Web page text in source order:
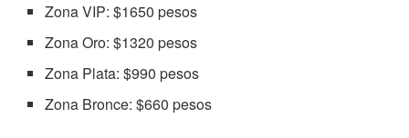
Zona VIP: $1650 pesos
Zona Oro: $1320 pesos
Zona Plata: $990 pesos
Zona Bronce: $660 pesos